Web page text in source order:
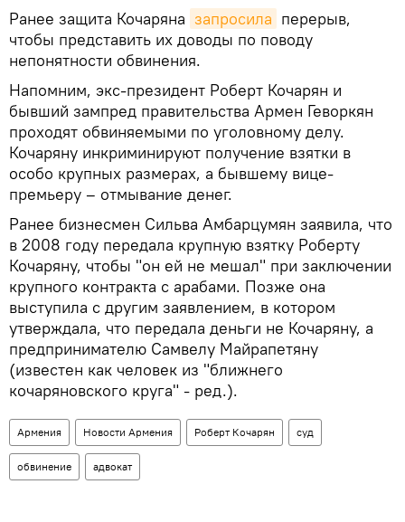
Ранее защита Кочаряна запросила перерыв,
чтобы представить их доводы по поводу
непонятности обвинения.
Напомним, экс-президент Роберт Кочарян и
бывший зампред правительства Армен Геворкян
проходят обвиняемыми по уголовному делу.
Кочаряну инкриминируют получение взятки в
особо крупных размерах, а бывшему вице-
премьеру – отмывание денег.
Ранее бизнесмен Сильва Амбарцумян заявила, что
в 2008 году передала крупную взятку Роберту
Кочаряну, чтобы "он ей не мешал" при заключении
крупного контракта с арабами. Позже она
выступила с другим заявлением, в котором
утверждала, что передала деньги не Кочаряну, а
предпринимателю Самвелу Майрапетяну
(известен как человек из "ближнего
кочаряновского круга" - ред.).
Армения Новости Армения Роберт Кочарян суд
обвинение адвокат